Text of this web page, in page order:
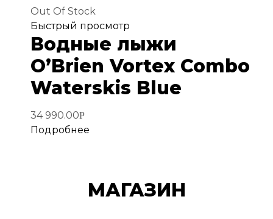
Out Of Stock
Добавить
в
избранное
Быстрый просмотр
Водные лыжи
O’Brien Vortex Combo
Waterskis Blue
34 990.00Р
Подробнее
МАГАЗИН